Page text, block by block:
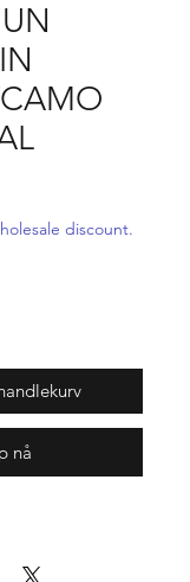
discount.
nå